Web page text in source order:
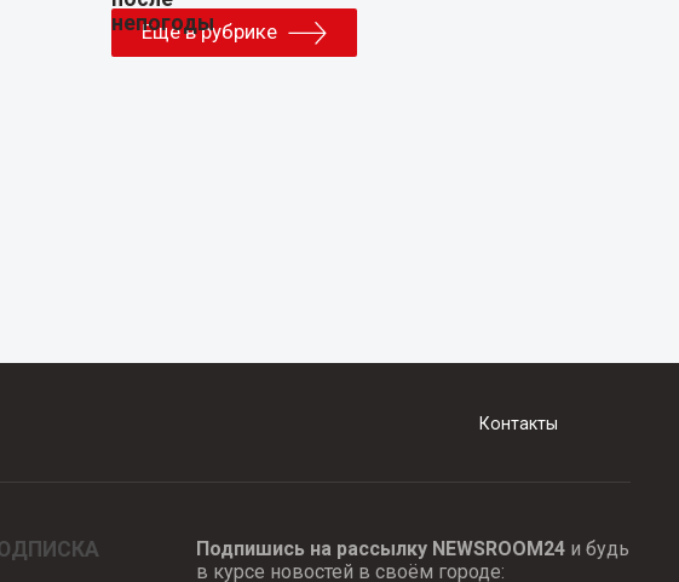
Еще в рубрике
Контакты
Подпишись на рассылку NEWSROOM24и будь
в курсе новостей в своём городе: